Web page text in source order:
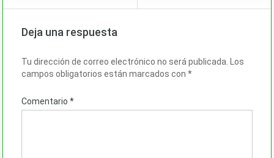
Deja una respuesta
Tu dirección de correo electrónico no será publicada. Los
campos obligatorios están marcados con *
Comentario *